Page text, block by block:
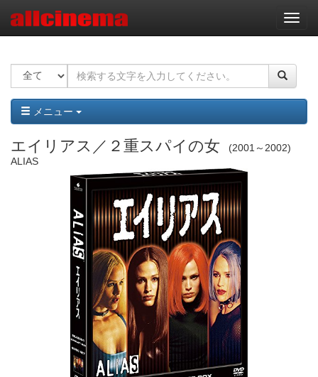
ナ
ビ
ー
ョ
ン
メニュー
エイリアス／２重スパイの女
2001～2002
ALIAS